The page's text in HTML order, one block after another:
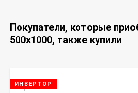
Покупатели, которые
500х1000, также купили
ИНВЕРТОР